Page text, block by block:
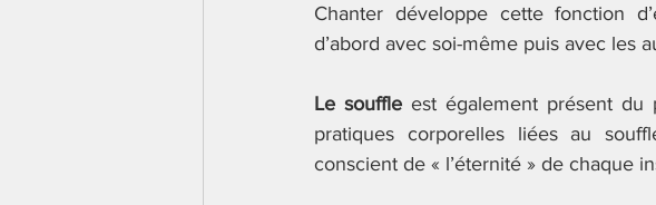
Chanter développe cette fonction
d’abord avec soi-même puis avec les
Le souffle est également présent du
pratiques corporelles liées au
conscient de « l’éternité » de chaque